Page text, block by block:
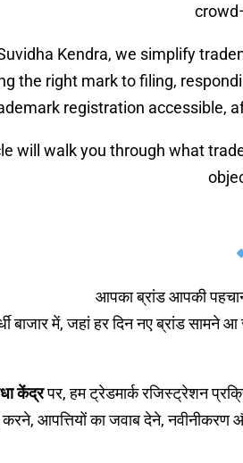
Kendra, we simplify
the right mark to filing,
registration accessible,
will walk you through what
आपका ब्रांड आपकी
बाजार में, जहां हर दिन नए ब्रांड
केंद्रपर, हम ट्रेडमार्क रजिस्ट्रेशन
आपत्तियों का जवाब देने, नवीनीकरण